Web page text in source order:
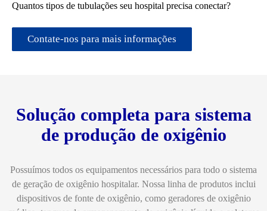
Quantos tipos de tubulações seu hospital precisa conectar?
Contate-nos para mais informações
Solução completa para sistema
de produção de oxigênio
Possuímos todos os equipamentos necessários para todo o sistema
de geração de oxigênio hospitalar. Nossa linha de produtos inclui
dispositivos de fonte de oxigênio, como geradores de oxigênio